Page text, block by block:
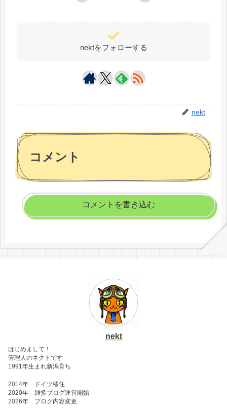
nektをフォローする
nekt
コメント
コメントを書き込む
nekt
はじめまして！
管理人のネクトです
1991年生まれ新潟育ち
2014年 ドイツ移住
2020年 雑多ブログ運営開始
2026年 ブログ内容変更